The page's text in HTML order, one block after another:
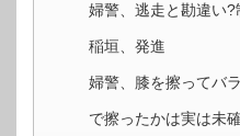
婦警、逃走と勘違い?
稲垣、発進
婦警、膝を擦ってバ
で擦ったかは実は未確